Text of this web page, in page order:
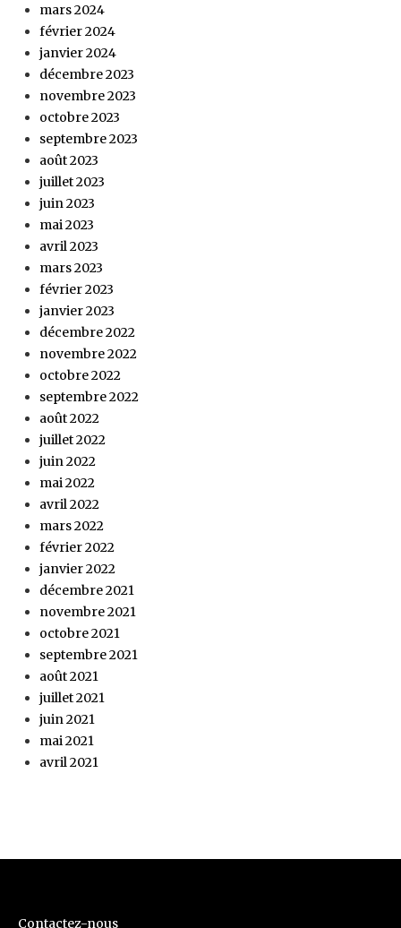
mars 2024
février 2024
janvier 2024
décembre 2023
novembre 2023
octobre 2023
septembre 2023
août 2023
juillet 2023
juin 2023
mai 2023
avril 2023
mars 2023
février 2023
janvier 2023
décembre 2022
novembre 2022
octobre 2022
septembre 2022
août 2022
juillet 2022
juin 2022
mai 2022
avril 2022
mars 2022
février 2022
janvier 2022
décembre 2021
novembre 2021
octobre 2021
septembre 2021
août 2021
juillet 2021
juin 2021
mai 2021
avril 2021
Contactez-nous